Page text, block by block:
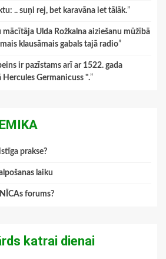
.. suņi rej, bet karavāna iet tālāk.”
Ulda Rožkalna aiziešanu mūžībā
klausāmais gabals tajā radio”
ir pazīstams arī ar 1522. gada
Germanicuss ".”
prakse?
laiku
forums?
katrai dienai